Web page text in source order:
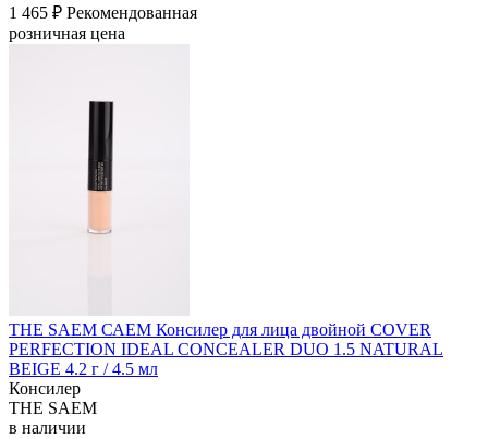
1 465 ₽ Рекомендованная
розничная цена
THE SAEM САЕМ Консилер для лица двойной COVER
PERFECTION IDEAL CONCEALER DUO 1.5 NATURAL
BEIGE 4.2 г / 4.5 мл
Консилер
THE SAEM
в наличии